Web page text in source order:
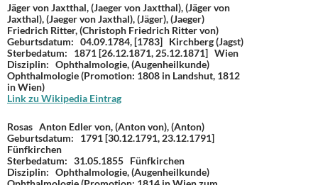
Jäger von Jaxtthal, (Jaeger von Jaxtthal), (Jäger von
Jaxthal), (Jaeger von Jaxthal), (Jäger), (Jaeger)
Friedrich Ritter, (Christoph Friedrich Ritter von)
Geburtsdatum: 04.09.1784, [1783] Kirchberg (Jagst)
Sterbedatum: 1871 [26.12.1871, 25.12.1871] Wien
Disziplin: Ophthalmologie, (Augenheilkunde)
Ophthalmologie (Promotion: 1808 in Landshut, 1812
in Wien)
Link zu Wikipedia Eintrag
Rosas Anton Edler von, (Anton von), (Anton)
Geburtsdatum: 1791 [30.12.1791, 23.12.1791]
Fünfkirchen
Sterbedatum: 31.05.1855 Fünfkirchen
Disziplin: Ophthalmologie, (Augenheilkunde)